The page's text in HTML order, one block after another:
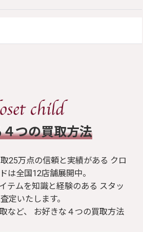
つの買取方法
25万点の信頼と実績がある クロ
は全国12店舗展開中。
テムを知識と経験のある スタッ
定いたします。
など、 お好きな４つの買取方法